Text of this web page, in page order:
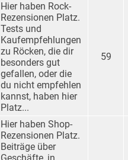
Hier haben Rock-
Rezensionen Platz.
Tests und
Kaufempfehlungen
zu Röcken, die dir
besonders gut
gefallen, oder die
du nicht empfehlen
kannst, haben hier
Platz...
59
Hier haben Shop-
Rezensionen Platz.
Beiträge über